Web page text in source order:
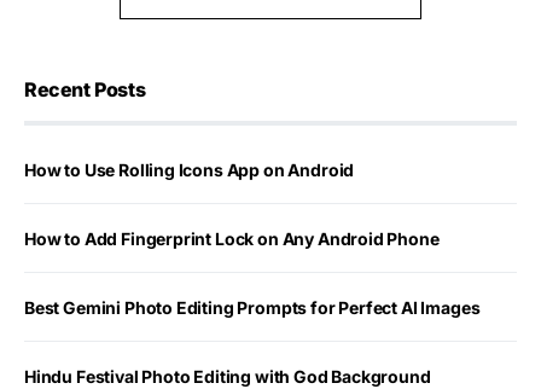
Recent Posts
How to Use Rolling Icons App on Android
How to Add Fingerprint Lock on Any Android Phone
Best Gemini Photo Editing Prompts for Perfect AI Images
Hindu Festival Photo Editing with God Background